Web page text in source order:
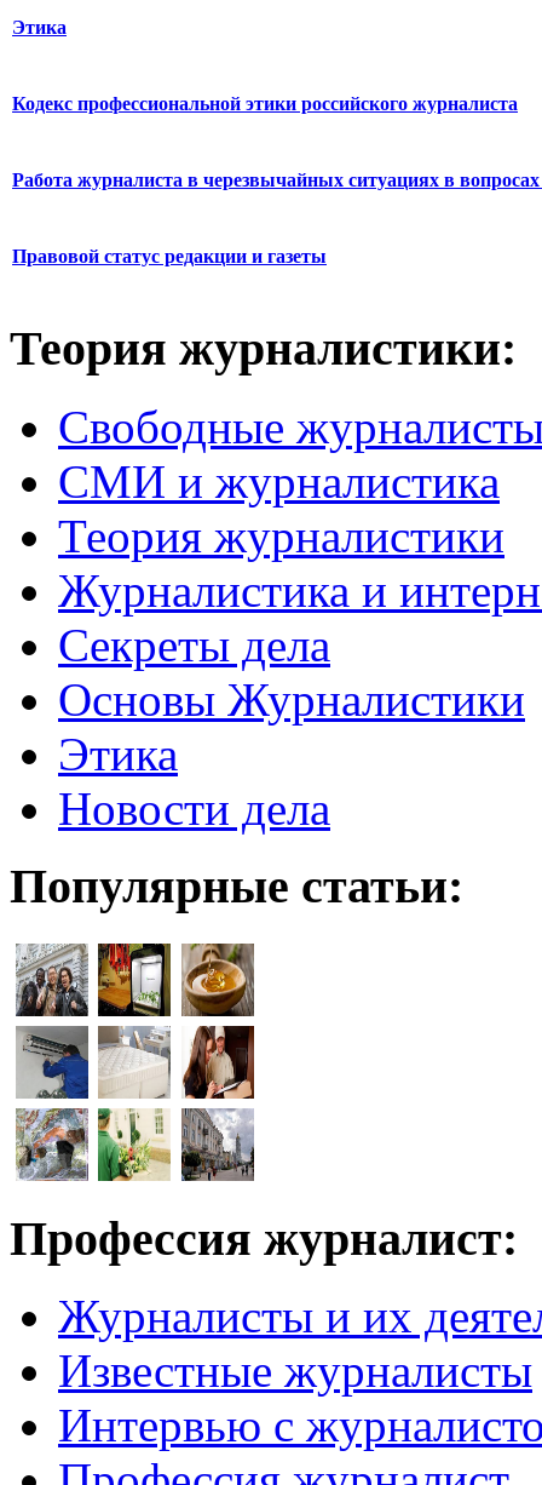
Этика
Кодекс профессиональной этики российского журналиста
Работа журналиста в черезвычайных ситуациях в вопросах
Правовой статус редакции и газеты
Теория журналистики:
Свободные
СМИ и журналистика
Теория журналистики
Журналистика и
Секреты дела
Основы Журналистики
Этика
Новости дела
Популярные статьи:
Профессия журналист:
Журналисты и их
Известные журналисты
Интервью с